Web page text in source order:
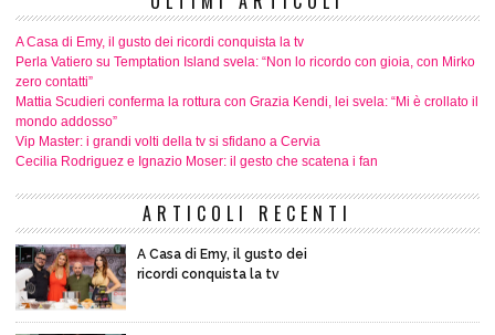
A Casa di Emy, il gusto dei ricordi conquista la tv
Perla Vatiero su Temptation Island svela: “Non lo ricordo con gioia, con Mirko
zero contatti”
Mattia Scudieri conferma la rottura con Grazia Kendi, lei svela: “Mi è crollato il
mondo addosso”
Vip Master: i grandi volti della tv si sfidano a Cervia
Cecilia Rodriguez e Ignazio Moser: il gesto che scatena i fan
ARTICOLI RECENTI
A Casa di Emy, il gusto dei
ricordi conquista la tv